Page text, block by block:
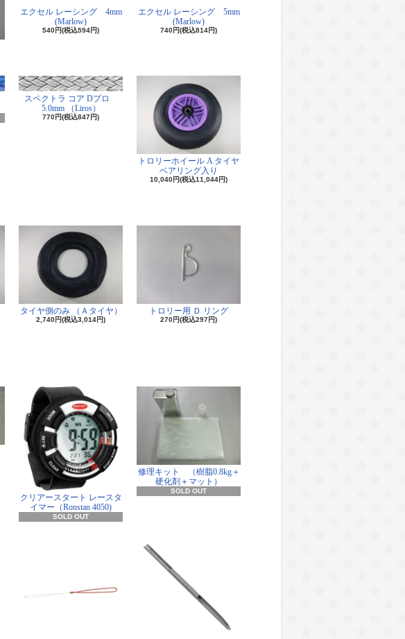
エクセル レーシング 4mm
(Marlow)
540円(税込594円)
エクセル レーシング 5mm
(Marlow)
740円(税込814円)
スペクトラ コア Dプロ
5.0mm （Liros）
770円(税込847円)
トロリーホイール A タイヤ
ベアリング入り
10,040円(税込11,044円)
タイヤ側のみ （Ａタイヤ）
2,740円(税込3,014円)
トロリー用 Ｄ リング
270円(税込297円)
クリアースタート レースタ
イマー（Ronstan 4050)
SOLD OUT
修理キット （樹脂0.8kg＋
硬化剤＋マット）
SOLD OUT